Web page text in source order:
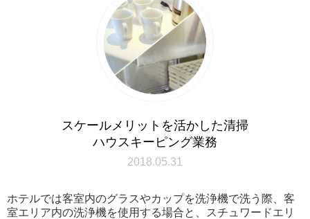
スケールメリットを活かした清掃
ハウスキーピング業務
2018.05.31
ホテルでは客室内のグラスやカップを洗浄機で洗う際、客
室エリア内の洗浄機を使用する場合と、スチュワードエリ